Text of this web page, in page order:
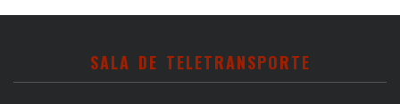
SALA DE TELETRANSPORTE